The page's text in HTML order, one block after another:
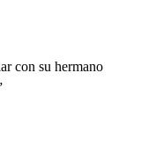
con su hermano